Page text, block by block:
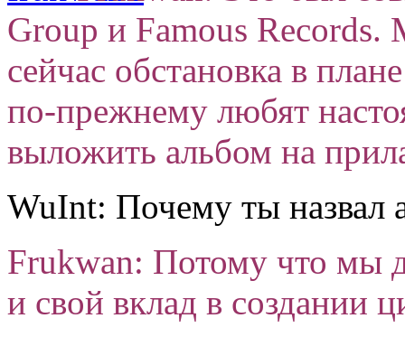
Group и Famous Records.
сейчас обстановка в
по-прежнему любят
выложить альбом на
WuInt: Почему ты назвал
Frukwan: Потому что мы
и свой вклад в создании